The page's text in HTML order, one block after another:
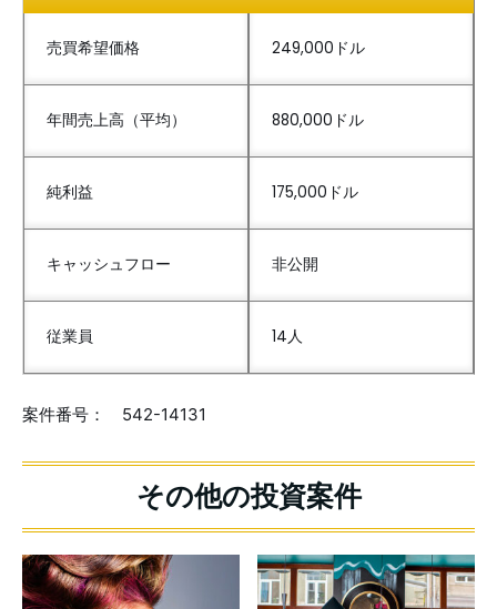
売買希望価格 249,000ドル
年間売上高（平均） 880,000ドル
純利益 175,000ドル
キャッシュフロー 非公開
従業員 14人
案件番号： 542-14131